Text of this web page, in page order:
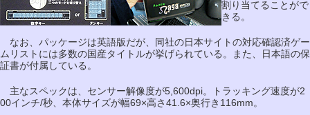
割り当てることがで
きる。
なお、パッケージは英語版だが、同社の日本サイトの対応確認済ゲー
ムリストには多数の国産タイトルが挙げられている。また、日本語の保
証書が付属している。
主なスペックは、センサー解像度が5,600dpi。トラッキング速度が2
00インチ/秒、本体サイズが幅69×高さ41.6×奥行き116mm。